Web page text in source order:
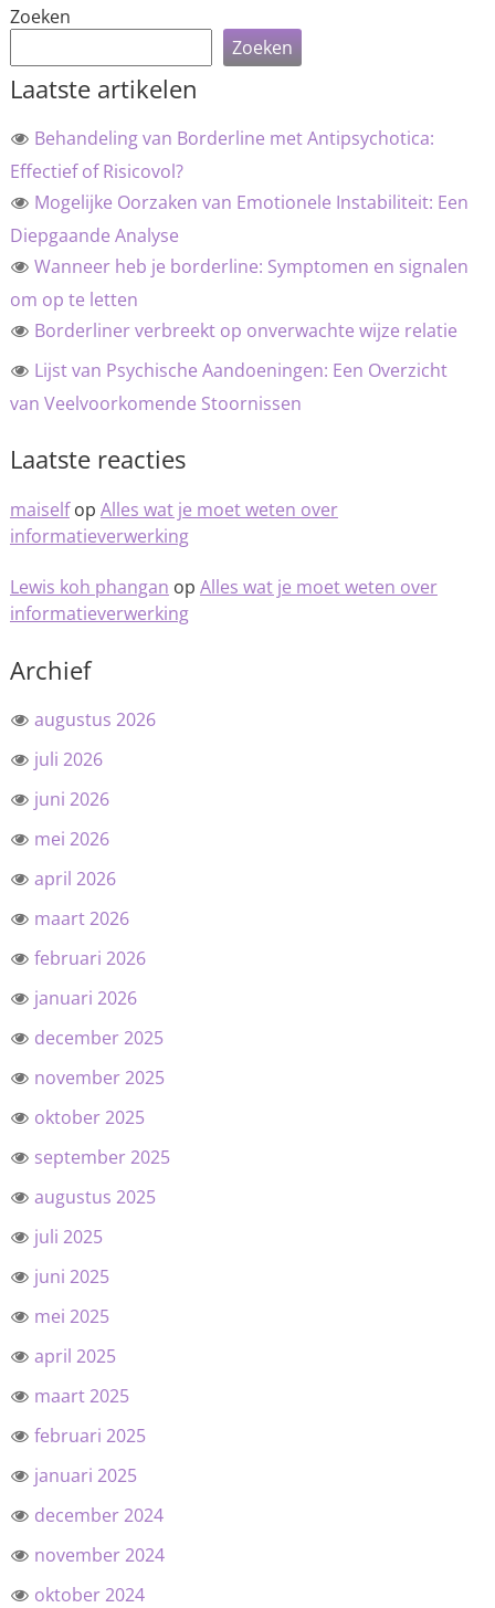
Zoeken
Zoeken
Laatste artikelen
Behandeling van Borderline met Antipsychotica:
Effectief of Risicovol?
Mogelijke Oorzaken van Emotionele Instabiliteit: Een
Diepgaande Analyse
Wanneer heb je borderline: Symptomen en signalen
om op te letten
Borderliner verbreekt op onverwachte wijze relatie
Lijst van Psychische Aandoeningen: Een Overzicht
van Veelvoorkomende Stoornissen
Laatste reacties
maiselfop Alles wat je moet weten over
informatieverwerking
Lewis koh phangan op Alles wat je moet weten over
informatieverwerking
Archief
augustus 2026
juli 2026
juni 2026
mei 2026
april 2026
maart 2026
februari 2026
januari 2026
december 2025
november 2025
oktober 2025
september 2025
augustus 2025
juli 2025
juni 2025
mei 2025
april 2025
maart 2025
februari 2025
januari 2025
december 2024
november 2024
oktober 2024